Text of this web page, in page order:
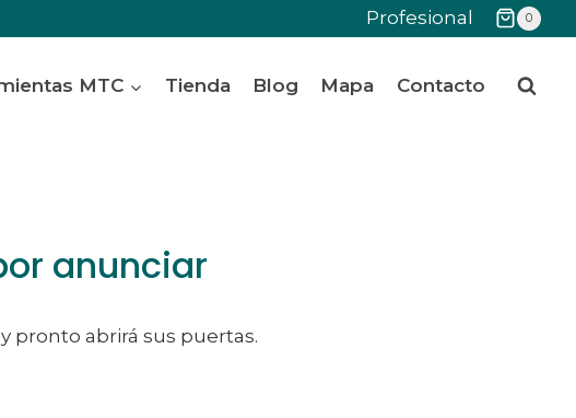
Profesional 0
MTC Tienda Blog Mapa Contacto
anunciar
pronto abrirá sus puertas.